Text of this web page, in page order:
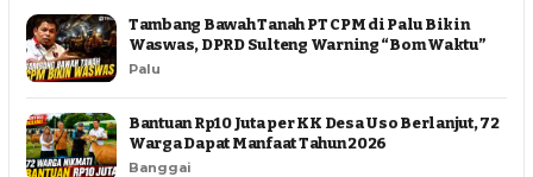
Tambang Bawah Tanah PT CPM di Palu Bikin
Waswas, DPRD Sulteng Warning “Bom Waktu”
Palu
Bantuan Rp10 Juta per KK Desa Uso Berlanjut, 72
Warga Dapat Manfaat Tahun 2026
Banggai